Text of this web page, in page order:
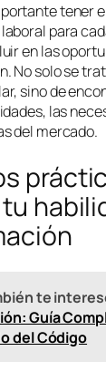
tener
para
en las
No solo se
sino de
las
del mercado.
te
Guía
del Código